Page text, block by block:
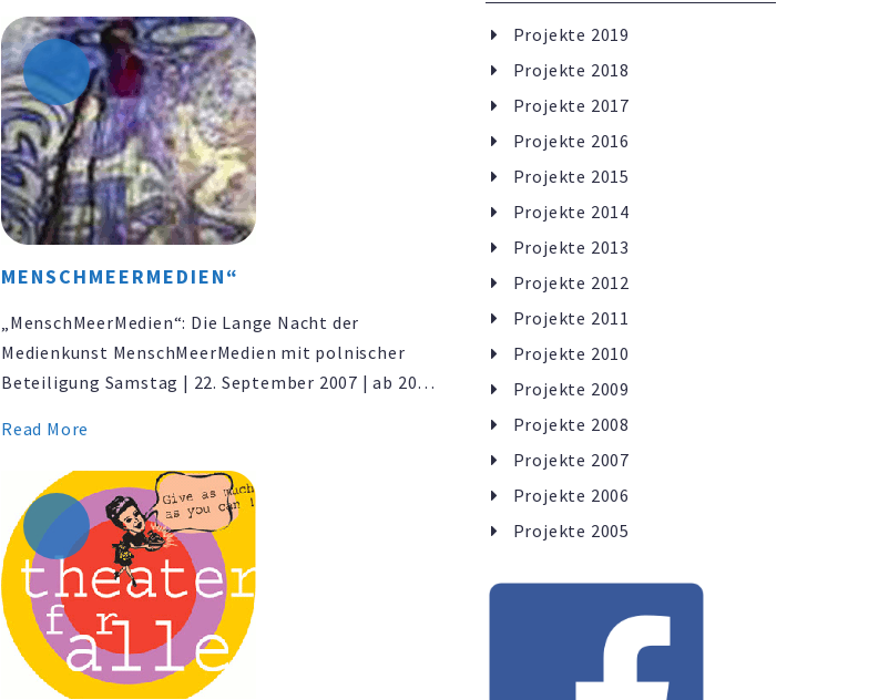
Veranstaltung von artserv.net in Zusammenarbeit
mit agitPolska e.V. im Rahmen des 13.
Internationalen Straßenzirkusfestivals LA STRADA.
Das Teatr Biuro …
MENSCHMEERMEDIEN“
„MenschMeerMedien“: Die Lange Nacht der
Medienkunst MenschMeerMedien mit polnischer
Beteiligung Samstag | 22. September 2007 | ab 20
Delmenhorst | Am Turbinenhaus 12 Agata
Michowska | Mikro Orchestra | Maciej Szupica | Lidia
Visconti gemeinsam mit Djane Danuzja | Adam
Witkowski www.agit-polska.de/aktuelles | …
Read More
Projekte 2019
Projekte 2018
Projekte 2017
Projekte 2016
Projekte 2015
Projekte 2014
Projekte 2013
Projekte 2012
Projekte 2011
Projekte 2010
Projekte 2009
Projekte 2008
Projekte 2007
Projekte 2006
Projekte 2005